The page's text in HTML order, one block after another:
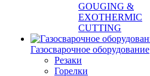
GOUGING &
EXOTHERMIC
CUTTING
Газосварочное оборудование
Резаки
Горелки